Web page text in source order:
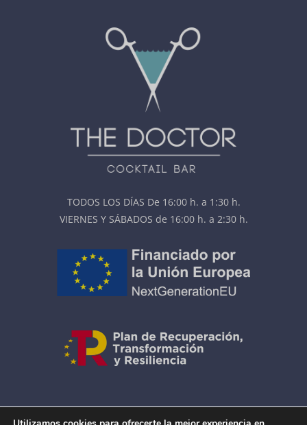
TODOS LOS DÍAS De 16:00 h. a 1:30 h.
VIERNES Y SÁBADOS de 16:00 h. a 2:30 h.